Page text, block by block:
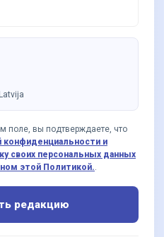
поле, вы подтверждаете, что
конфиденциальности и
своих персональных данных
этой Политикой..
редакцию